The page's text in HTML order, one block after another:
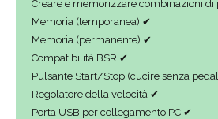
Creare e memorizzare combinazioni
Memoria (temporanea) ✔
Memoria (permanente) ✔
Compatibilità BSR ✔
Pulsante Start/Stop (cucire senza
Regolatore della velocità ✔
Porta USB per collegamento PC ✔